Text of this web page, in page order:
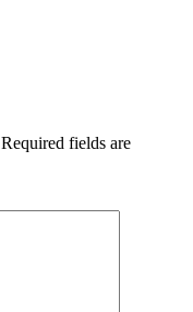
Required fields are